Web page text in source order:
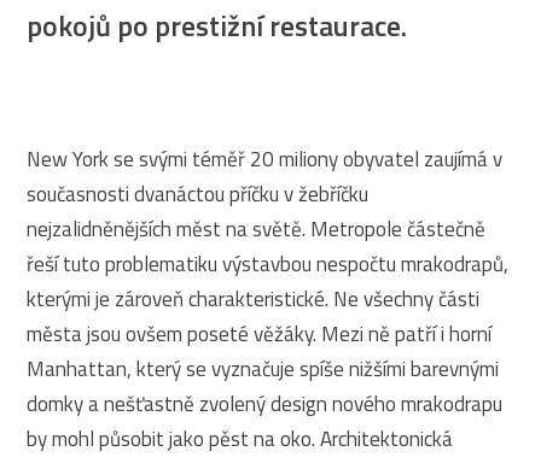
pokojů po prestižní restaurace.
New York se svými téměř 20 miliony obyvatel zaujímá v
současnosti dvanáctou příčku v žebříčku
nejzalidněnějších měst na světě. Metropole částečně
řeší tuto problematiku výstavbou nespočtu mrakodrapů,
kterými je zároveň charakteristické. Ne všechny části
města jsou ovšem poseté věžáky. Mezi ně patří i horní
Manhattan, který se vyznačuje spíše nižšími barevnými
domky a nešťastně zvolený design nového mrakodrapu
by mohl působit jako pěst na oko. Architektonická